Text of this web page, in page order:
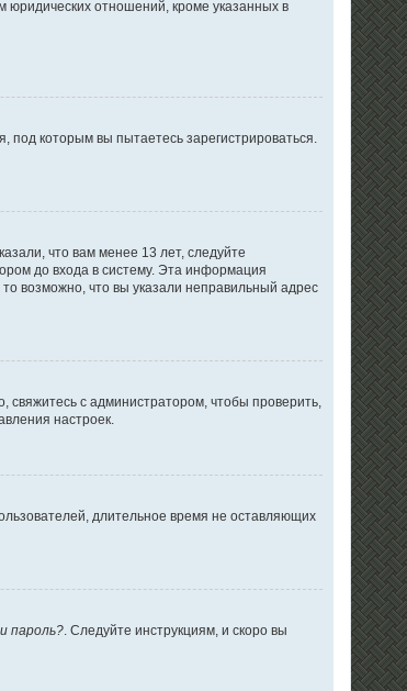
отношений, кроме указанных в
под которым вы пытаетесь зарегистрироваться.
что вам менее 13 лет, следуйте
до входа в систему. Эта информация
возможно, что вы указали неправильный адрес
свяжитесь с администратором, чтобы проверить,
настроек.
длительное время не оставляющих
пароль?. Следуйте инструкциям, и скоро вы